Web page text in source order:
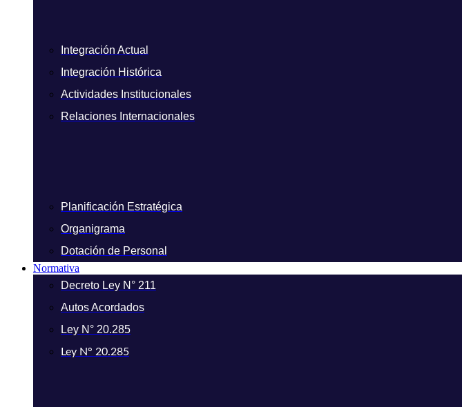
Integración Actual
Integración Histórica
Actividades Institucionales
Relaciones Internacionales
Planificación Estratégica
Organigrama
Dotación de Personal
Normativa
Decreto Ley N° 211
Autos Acordados
Ley N° 20.285
Ley N° 20.285